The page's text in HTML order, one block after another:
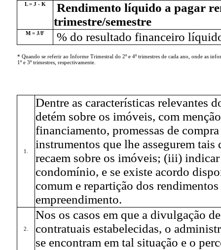
L = J - K
Rendimento líquido a pagar
trimestre/semestre
M = J/F % do resultado financeiro
* Quando se referir ao Informe Trimestral do 2º e 4º trimestres de cada ano, onde as
1º e 3º trimestres, respectivamente.
1.
Dentre as características relevantes
detém sobre os imóveis, com
financiamento, promessas de
instrumentos que lhe assegurem
recaem sobre os imóveis; (iii)
condomínio, e se existe acordo
comum e repartição dos
empreendimento.
2.
Nos os casos em que a divulgação
contratuais estabelecidas, o
se encontram em tal situação e o